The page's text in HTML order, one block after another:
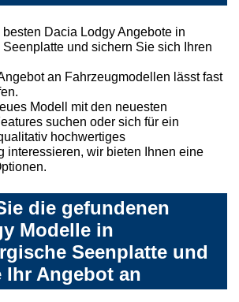
Dacia Lodgy Angebote in
und sichern Sie sich Ihren
an Fahrzeugmodellen lässt fast
Modell mit den neuesten
suchen oder sich für ein
hochwertiges
interessieren, wir bieten Ihnen eine
die gefundenen
Modelle in
Seenplatte und
Ihr Angebot an